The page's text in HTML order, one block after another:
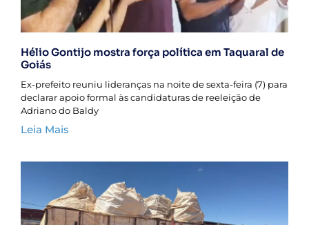
Hélio Gontijo mostra força política em Taquaral de
Goiás
Ex-prefeito reuniu lideranças na noite de sexta-feira (7) para
declarar apoio formal às candidaturas de reeleição de
Adriano do Baldy
Leia Mais